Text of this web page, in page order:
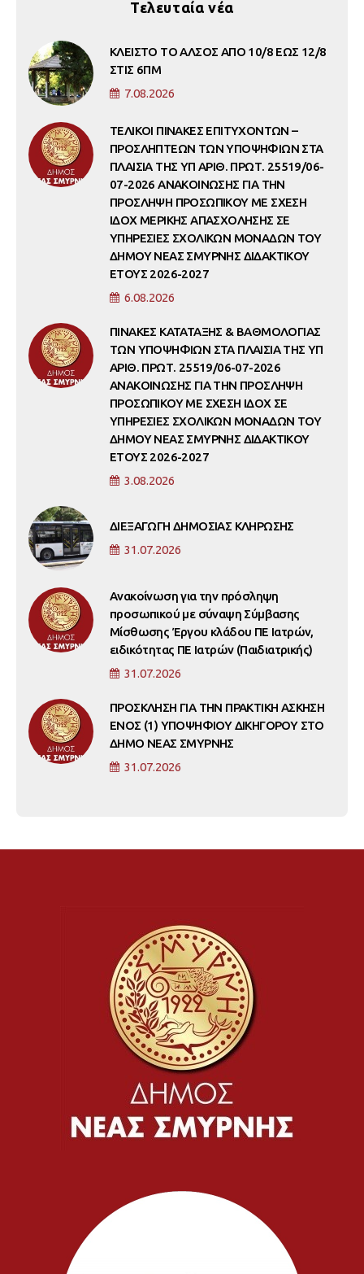
Τελευταία νέα
ΚΛΕΙΣΤΟ ΤΟ ΑΛΣΟΣ ΑΠΟ 10/8 ΕΩΣ 12/8
ΣΤΙΣ 6ΠΜ
7.08.2026
ΤΕΛΙΚΟΙ ΠΙΝΑΚΕΣ ΕΠΙΤΥΧΟΝΤΩΝ –
ΠΡΟΣΛΗΠΤΕΩΝ ΤΩΝ ΥΠΟΨΗΦΙΩΝ ΣΤΑ
ΠΛΑΙΣΙΑ ΤΗΣ ΥΠ ΑΡΙΘ. ΠΡΩΤ. 25519/06-
07-2026 ΑΝΑΚΟΙΝΩΣΗΣ ΓΙΑ ΤΗΝ
ΠΡΟΣΛΗΨΗ ΠΡΟΣΩΠΙΚΟΥ ΜΕ ΣΧΕΣΗ
ΙΔΟΧ ΜΕΡΙΚΗΣ ΑΠΑΣΧΟΛΗΣΗΣ ΣΕ
ΥΠΗΡΕΣΙΕΣ ΣΧΟΛΙΚΩΝ ΜΟΝΑΔΩΝ ΤΟΥ
ΔΗΜΟΥ ΝΕΑΣ ΣΜΥΡΝΗΣ ΔΙΔΑΚΤΙΚΟΥ
ΕΤΟΥΣ 2026-2027
6.08.2026
ΠΙΝΑΚΕΣ ΚΑΤΑΤΑΞΗΣ & ΒΑΘΜΟΛΟΓΙΑΣ
ΤΩΝ ΥΠΟΨΗΦΙΩΝ ΣΤΑ ΠΛΑΙΣΙΑ ΤΗΣ ΥΠ
ΑΡΙΘ. ΠΡΩΤ. 25519/06-07-2026
ΑΝΑΚΟΙΝΩΣΗΣ ΓΙΑ ΤΗΝ ΠΡΟΣΛΗΨΗ
ΠΡΟΣΩΠΙΚΟΥ ΜΕ ΣΧΕΣΗ ΙΔΟΧ ΣΕ
ΥΠΗΡΕΣΙΕΣ ΣΧΟΛΙΚΩΝ ΜΟΝΑΔΩΝ ΤΟΥ
ΔΗΜΟΥ ΝΕΑΣ ΣΜΥΡΝΗΣ ΔΙΔΑΚΤΙΚΟΥ
ΕΤΟΥΣ 2026-2027
3.08.2026
ΔΙΕΞΑΓΩΓΗ ΔΗΜΟΣΙΑΣ ΚΛΗΡΩΣΗΣ
31.07.2026
Ανακοίνωση για την πρόσληψη
προσωπικού με σύναψη Σύμβασης
Μίσθωσης Έργου κλάδου ΠΕ Ιατρών,
ειδικότητας ΠΕ Ιατρών (Παιδιατρικής)
31.07.2026
ΠΡΟΣΚΛΗΣΗ ΓΙΑ ΤΗΝ ΠΡΑΚΤΙΚΗ ΑΣΚΗΣΗ
ΕΝΟΣ (1) ΥΠΟΨΗΦΙΟΥ ΔΙΚΗΓΟΡΟΥ ΣΤΟ
ΔΗΜΟ ΝΕΑΣ ΣΜΥΡΝΗΣ
31.07.2026